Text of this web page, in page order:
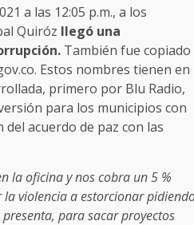
a las 12:05 p.m., a los
Quiróz llegó una
También fue copiado
Estos nombres tienen en
primero por Blu Radio,
para los municipios con
acuerdo de paz con las
la oficina y nos cobra un 5 %
violencia a estorcionar
para sacar proyectos